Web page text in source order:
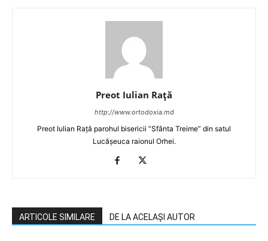
Preot Iulian Raţă
http://www.ortodoxia.md
Preot Iulian Rață parohul bisericii ”Sfânta Treime” din satul
Lucășeuca raionul Orhei.
ARTICOLE SIMILARE DE LA ACELAȘI AUTOR